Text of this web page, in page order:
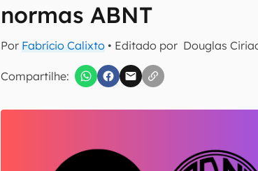
normas ABNT
Por Fabrício Calixto • Editado por Douglas
Compartilhe:
Confirmo que li, aceito e concordo com os